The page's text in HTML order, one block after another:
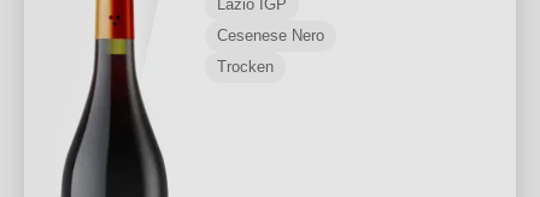
Lazio IGP
Cesenese Nero
Trocken